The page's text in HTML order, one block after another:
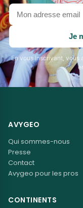
Votre
adresse
email
Je
En vous inscrivant, vous
AVYGEO
Qui sommes-nous
Presse
Contact
Avygeo pour les pros
CONTINENTS